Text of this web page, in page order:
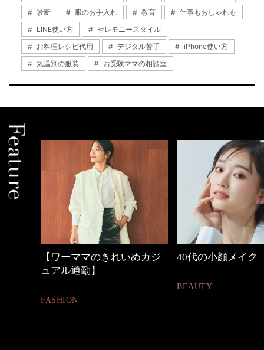
診断
服のお手入れ 教育
仕事もおしゃれも
LINE使い方
セレモニースタイル
お料理レシピ代用
デジタル苦手
iPhone使い方
気温別の服装
お受験ママの相談室
40代の小顔メイク 働く女性のバッグ
FASHION